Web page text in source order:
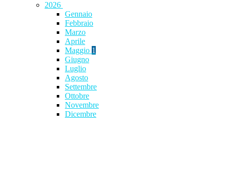
2026
Gennaio
Febbraio
Marzo
Aprile
Maggio 1
Giugno
Luglio
Agosto
Settembre
Ottobre
Novembre
Dicembre